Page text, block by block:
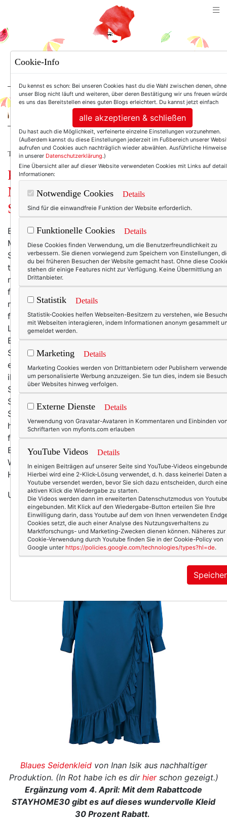
For Women. Not Girls.
TEXTERELLA LIEBT MODE.
Frühlingsträume: Macarons, die
Melancholie des Saxophons und ein
Seidenkleid in Blau.
Es ist Frühling, vielleicht ein später Nachmittag Ende
Mai 2020. Ich sitze in meinem liebsten Freisinger
Straßencafé, das erst seit kurzem wieder geöffnet hat,
trinke Milchcafé, nasche Macarons – es sind immer
noch die besten außerhalb von Paris. Um mich herum
flirrt das Leben. Menschen, die sich wochen-, ja, fast
monatelang daheim verbarrikadieren mussten,
flanieren an mir vorbei. Die Luft ist voller Stimmen,
Lachen und Parfum. Paare küssen sich auf der Straße,
Eltern schieben Kinderwägen, Kinder schlecken
Schokoladeneis in der Waffel. Junge Mädchen kichern
eingehakt an mir vorbei. Drei Teenage-Kerle sind auf
ihren Waveboards unterwegs. Am Nachbartisch wird
Spritz getrunken und sich zugeprostet, der Klang der
Saxophons, das der Musikant auf der anderen
Straßenseite spielt, weht ein wenig melancholisch
herüber. Die Luft ist lau, nicht zu warm, aber auch nicht
frisch. Es duftet nach grünen Blättern und hellgelben
Blüten, die Sonne schimmert durch Baumkronen, der
Wind weht mir die immer noch ungeschnittenen
Haarsträhnen ins Gesicht. Ich blinzle ins Licht.
Und ich trage dieses Kleid.
Blaues Seidenkleidvon Inan Isik aus nachhaltiger
Produktion. (In Rot habe ich es dir hierschon gezeigt.)
Ergänzung vom 4. April: Mit dem Rabattcode
STAYHOME30 gibt es auf dieses wundervolle Kleid
30 Prozent Rabatt.
Cookie-Info
Du kennst es schon: Bei unseren Cookies hast du die Wahl zwischen denen,
unser Blog nicht läuft und weiteren, über deren Bestätigung wir uns freuen
es uns das Bereitstellen eines guten Blogs erleichtert. Du kannst jetzt einfach
alle akzeptieren & schließen
Du hast auch die Möglichkeit, verfeinerte einzelne Einstellungen vorzunehmen.
(Außerdem kannst du diese Einstellungen jederzeit im Fußbereich unserer
aufrufen und Cookies auch nachträglich wieder abwählen. Ausführliche
in unserer Datenschutzerklärung.)
Eine Übersicht aller auf dieser Website verwendeten Cookies mit Links auf
Informationen:
Notwendige Cookies Details
Sind für die einwandfreie Funktion der Website erforderlich.
Funktionelle Cookies Details
Diese Cookies finden Verwendung, um die Benutzerfreundlichkeit zu
verbessern. Sie dienen vorwiegend zum Speichern von Einstellungen,
du bei früheren Besuchen der Website gemacht hast. Ohne diese
stehen dir einige Features nicht zur Verfügung. Keine Übermittlung an
Drittanbieter.
Statistik Details
Statistik-Cookies helfen Webseiten-Besitzern zu verstehen, wie
mit Webseiten interagieren, indem Informationen anonym gesammelt
gemeldet werden.
Marketing Details
Marketing Cookies werden von Drittanbietern oder Publishern
um personalisierte Werbung anzuzeigen. Sie tun dies, indem sie
über Websites hinweg verfolgen.
Externe Dienste Details
Verwendung von Gravatar-Avataren in Kommentaren und Einbinden
Schriftarten von myfonts.com erlauben
YouTube Videos Details
In einigen Beiträgen auf unserer Seite sind YouTube-Videos
Hierbei wird eine 2-Klick-Lösung verwendet, d. h. dass keinerlei Daten
Youtube versendet werden, bevor Sie sich dazu entscheiden, durch
aktiven Klick die Wiedergabe zu starten.
Die Videos werden dann im erweiterten Datenschutzmodus von
eingebunden. Mit Klick auf den Wiedergabe-Button erteilen Sie Ihre
Einwilligung darin, dass Youtube auf dem von Ihnen verwendeten
Cookies setzt, die auch einer Analyse des Nutzungsverhaltens zu
Marktforschungs- und Marketing-Zwecken dienen können. Näheres zur
Cookie-Verwendung durch Youtube finden Sie in der Cookie-Policy von
Google unter https://policies.google.com/technologies/types?hl=de.